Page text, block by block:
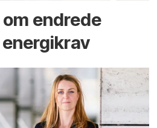
om endrede